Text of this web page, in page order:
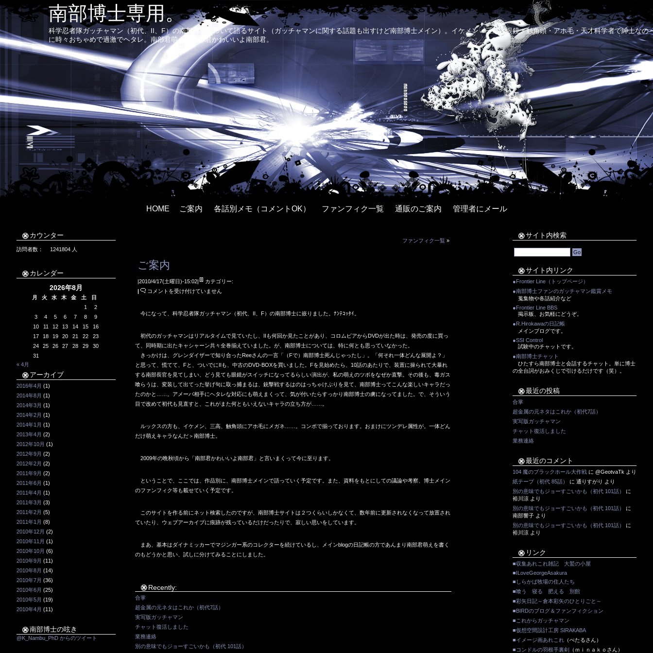
南部博士専用。
科学忍者隊ガッチャマン（初代、II、F）の南部博士について語るサイト（ガッチャマンに関する話題も出すけど南部博士メイン）。イケメン・三高・眼鏡・触角頭・アホ毛・天才科学者で紳士なの
に時々おちゃめで過激でヘタレ。南部君萌え〜南部君かわいいよ南部君。
HOME ご案内 各話別メモ（コメントOK） ファンフィク一覧 通販のご案内 管理者にメール
カウンター
訪問者数： 1241804人
カレンダー
2026年8月
月 火 水 木 金 土
日
1
2
3
4 5 6 7 8
9
10
11 12 13 14 15
16
17
18 19 20 21 22
23
24
25 26 27 28 29
30
31
« 4月
アーカイブ
2016年4月 (1)
2014年8月 (1)
2014年3月 (1)
2014年2月 (1)
2014年1月 (1)
2013年4月 (2)
2012年10月 (1)
2012年9月 (2)
2012年2月 (2)
2011年9月 (2)
2011年6月 (1)
2011年4月 (1)
2011年3月 (3)
2011年2月 (5)
2011年1月 (8)
2010年12月 (2)
2010年11月 (1)
2010年10月 (6)
2010年9月 (11)
2010年8月 (14)
2010年7月 (36)
2010年6月 (25)
2010年5月 (19)
2010年4月 (11)
南部博士の呟き
@K_Nambu_PhD からのツイート
ファンフィク一覧 »
ご案内
|2010/4/17(土曜日)-15:02|
カテゴリー:
|
ご
コメントを受け付けていません
今になって、科学忍者隊ガッチャマン（初代、II、F）の南部博士に嵌りました。ﾅﾝﾃｺｯﾀｲ。
初代のガッチャマンはリアルタイムで見ていたし、IIも何回か見たことがあり、コロムビアからDVDが出た時は、発売の度に買っ
て、同時期に出たキャシャーン共々全巻揃えていました。が、南部博士については、特に何とも思っていなかった。
きっかけは、グレンダイザーで知り合ったReeさんの一言「（Fで）南部博士死んじゃったし」。「何それ一体どんな展開よ？」
と思って、慌てて、Fと、ついでにIIも、中古のDVD-BOXを買いました。Fを見始めたら、10話のあたりで、装置に操られて大暴れ
する南部長官を見てしまい、どう見ても眼鏡がスイッチになってるらしい演出が、私の萌えのツボをなぜか直撃。その後も、毒ガス
喰らうは、変装して出てった挙げ句に取っ捕まるは、銃撃戦するはのはっちゃけぶりを見て、南部博士ってこんな楽しいキャラだっ
たのかと……。アメーバ相手にヘタレな対応にも萌えまくって、気が付いたらすっかり南部博士の虜になってました。で、そういう
目で改めて初代も見直すと、これがまた何ともいえないキャラの立ち方が……。
ルックスの方も、イケメン、三高、触角頭にアホ毛にメガネ……。コンボで揃っております。おまけにツンデレ属性が。一体どん
だけ萌えキャラなんだ＞南部博士。
2009年の晩秋頃から「南部君かわいいよ南部君」と言いまくって今に至ります。
ということで、ここでは、作品別に、南部博士メインで語っていく予定です。また、資料をもとにしての議論や考察、博士メイン
のファンフィク等も載せていく予定です。
このサイトを作る前にネット検索したのですが、南部博士サイトは２つくらいしかなくて、数年前に更新されなくなって放置され
ていたり、ウェブアーカイブに痕跡が残っているだけだったりで、寂しい思いをしています。
まあ、基本はダイナミッカーでマジンガー系のコレクターを続けているし、メインblogの日記帳の方であんまり南部君萌えを書く
のもどうかと思い、試しに分けてみることにしました。
Recently:
合掌
超金属の元ネタはこれか（初代7話）
実写版ガッチャマン
チャット復活しました
業務連絡
別の意味でもジョーすごいかも（初代 101話）
サイト内検索
サイト内リンク
●Frontier Line（トップページ）
●南部博士ファンのガッチャマン鑑賞メモ
蒐集物や各話紹介など
●Frontier Line BBS
掲示板、お気軽にどうぞ。
●R.Hirokawaの日記帳
メインブログです。
●SSI Control
試験中のチャットです。
●南部博士チャット
ひたすら南部博士と会話するチャット。単に博士
の全台詞がおみくじで引けるだけです（笑）。
最近の投稿
合掌
超金属の元ネタはこれか（初代7話）
実写版ガッチャマン
チャット復活しました
業務連絡
最近のコメント
104 魔のブラックホール大作戦 に@GeotvaTk より
紙テープ（初代 85話）
に通りすがり より
別の意味でもジョーすごいかも（初代 101話）
に
裕川涼 より
別の意味でもジョーすごいかも（初代 101話）
に
南部響子 より
別の意味でもジョーすごいかも（初代 101話）
に
裕川涼 より
リンク
■収集あれこれ雑記 大鷲の小屋
■ILoveGeorgeAsakura
■しらかば牧場の住人たち
■喰う 寝る 肥える 別館
■彩矢日記～倉本彩矢のひとりごと～
■BIRDのブログ＆ファンフィクション
■これからガッチャマン
■仮想空間設計工房 SIRAKABA
■イメージ画あれこれ （ぺたるさん）
■コンドルの羽根手裏剣
（ｍｉｎａｋｏさん）